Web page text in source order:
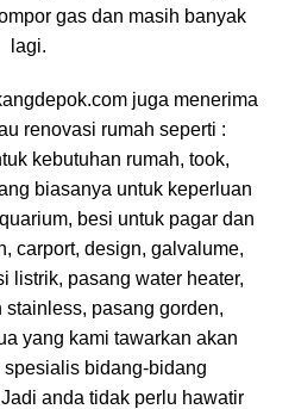
gas dan masih banyak
lagi.
juga menerima
renovasi rumah seperti :
kebutuhan rumah, took,
biasanya untuk keperluan
besi untuk pagar dan
carport, design, galvalume,
listrik, pasang water heater,
stainless, pasang gorden,
yang kami tawarkan akan
bidang-bidang
anda tidak perlu hawatir